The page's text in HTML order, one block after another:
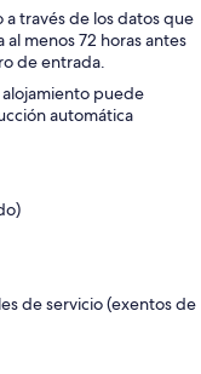
través de los datos que
menos 72 horas antes
de entrada.
puede
automática
de servicio (exentos de